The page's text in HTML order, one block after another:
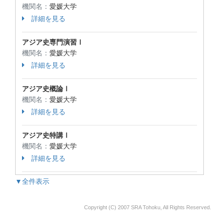
機関名： 愛媛大学
詳細を見る
アジア史専門演習Ⅰ
機関名： 愛媛大学
詳細を見る
アジア史概論Ⅰ
機関名： 愛媛大学
詳細を見る
アジア史特講Ⅰ
機関名： 愛媛大学
詳細を見る
▼全件表示
Copyright (C) 2007 SRA Tohoku, All Rights Reserved.